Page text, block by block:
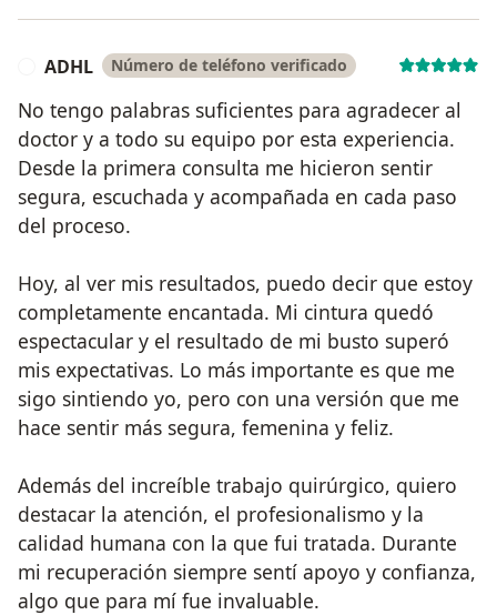
ADHL Número de teléfono verificado
No tengo palabras suficientes para agradecer al
doctor y a todo su equipo por esta experiencia.
Desde la primera consulta me hicieron sentir
segura, escuchada y acompañada en cada paso
del proceso.
Hoy, al ver mis resultados, puedo decir que estoy
completamente encantada. Mi cintura quedó
espectacular y el resultado de mi busto superó
mis expectativas. Lo más importante es que me
sigo sintiendo yo, pero con una versión que me
hace sentir más segura, femenina y feliz.
Además del increíble trabajo quirúrgico, quiero
destacar la atención, el profesionalismo y la
calidad humana con la que fui tratada. Durante
mi recuperación siempre sentí apoyo y confianza,
algo que para mí fue invaluable.